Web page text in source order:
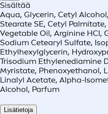
Sisältää
Aqua, Glycerin, Cetyl
Stearate SE, Cetyl
Vegetable Oil, Arginine HCI,
Sodium Cetearyl Sulfate,
Ethylhexylglycerin,
Trisodium Ethylenediamine
Myristate, Phenoxyethanol,
Linalyl Acetate, Alpha-
Alcohol, Parfum
Lisätietoja